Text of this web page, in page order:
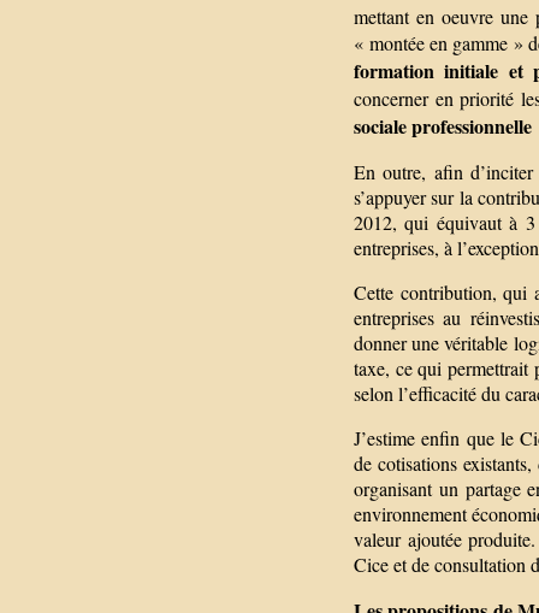
mettant en oeuvre une
« montée en gamme »
formation initiale et
concerner en priorité
sociale professionnelle
En outre, afin
s’appuyer sur la
2012, qui équivaut à 3
entreprises, à
Cette contribution, qui
entreprises au
donner une véritable
taxe, ce qui permettrait
selon l’efficacité du
J’estime enfin que le
de cotisations
organisant un partage
environnement
valeur ajoutée
Cice et de consultation